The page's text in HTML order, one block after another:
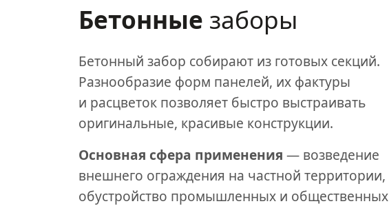
Бетонные заборы
Бетонный забор собирают из готовых секций.
Разнообразие форм панелей, их фактуры
и расцветок позволяет быстро выстраивать
оригинальные, красивые конструкции.
Основная сфера применения — возведение
внешнего ограждения на частной территории,
обустройство промышленных и общественных